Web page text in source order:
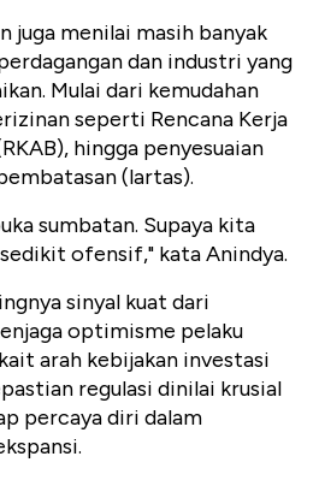
juga menilai masih banyak
dan industri yang
Mulai dari kemudahan
seperti Rencana Kerja
hingga penyesuaian
(lartas).
sumbatan. Supaya kita
ofensif," kata Anindya.
sinyal kuat dari
optimisme pelaku
arah kebijakan investasi
regulasi dinilai krusial
percaya diri dalam